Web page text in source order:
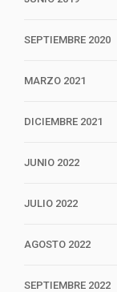
SEPTIEMBRE 2020
MARZO 2021
DICIEMBRE 2021
JUNIO 2022
JULIO 2022
AGOSTO 2022
SEPTIEMBRE 2022